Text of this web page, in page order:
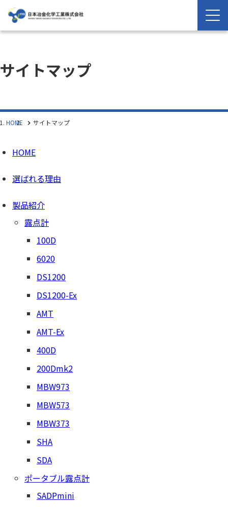
サイトマップ
HOME サイトマップ
HOME
選ばれる理由
製品紹介
露点計
100D
6020
DS1200
DS1200-Ex
AMT
AMT-Ex
400D
200Dmk2
MBW973
MBW573
MBW373
SHA
SDA
ポータブル露点計
SADPmini